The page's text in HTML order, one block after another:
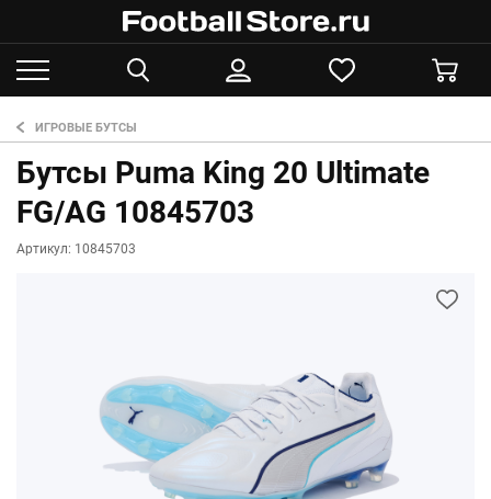
ИГРОВЫЕ БУТСЫ
Бутсы Puma King 20 Ultimate
FG/AG 10845703
Артикул: 10845703